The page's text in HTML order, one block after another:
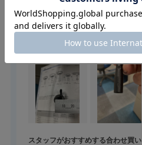
栃木屋スタッフ
スタッフがおすすめする合わせ買い